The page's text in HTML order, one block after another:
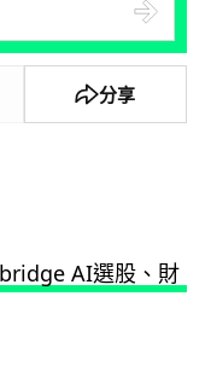
分享